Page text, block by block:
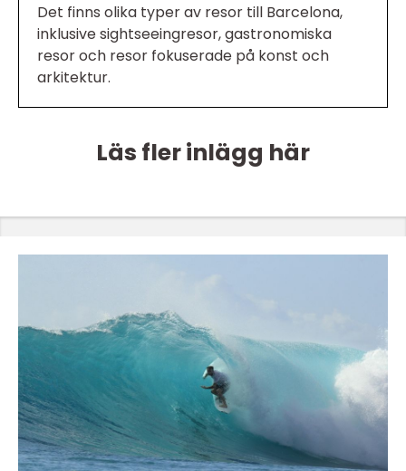
Det finns olika typer av resor till Barcelona,
inklusive sightseeingresor, gastronomiska
resor och resor fokuserade på konst och
arkitektur.
Läs fler inlägg här